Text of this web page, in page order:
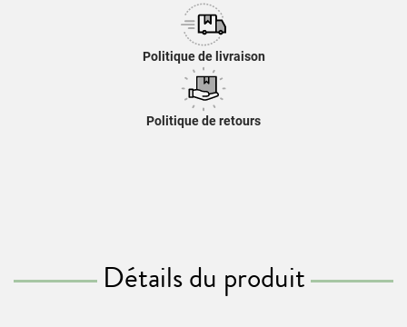
Politique de livraison
Politique de retours
Détails du produit